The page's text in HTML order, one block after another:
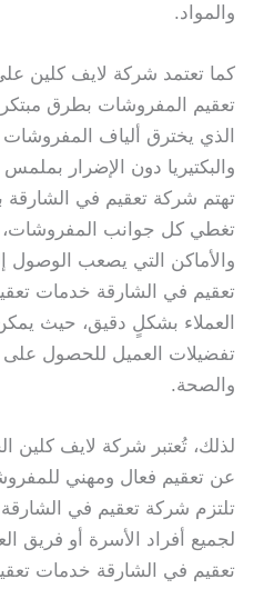
والمواد.
كما تعتمد شركة لايف كلين
تعقيم المفروشات بطرق
الذي يخترق ألياف
والبكتيريا دون الإضرار بملمس
تهتم شركة تعقيم في
تغطي كل جوانب المفروشات،
والأماكن التي يصعب الوصول
تعقيم في الشارقة خدمات
العملاء بشكلٍ دقيق، حيث
تفضيلات العميل للحصول
والصحة.
لذلك، تُعتبر شركة لايف كلين
عن تعقيم فعال ومهني
تلتزم شركة تعقيم في الشارقة
لجميع أفراد الأسرة أو فريق
تعقيم في الشارقة خدمات